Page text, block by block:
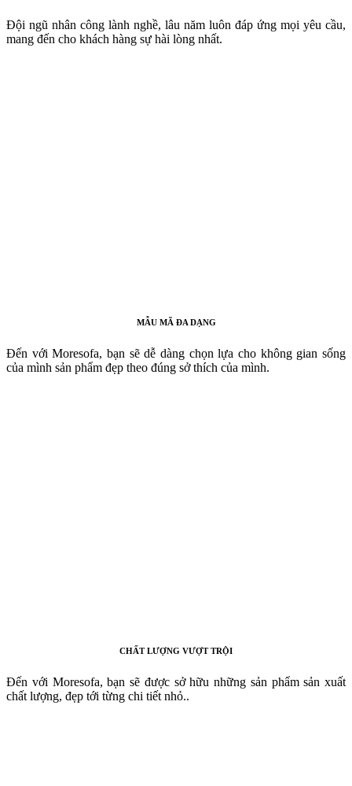
Đội ngũ nhân công lành nghề, lâu năm luôn đáp ứng mọi yêu cầu,
mang đến cho khách hàng sự hài lòng nhất.
MẪU MÃ ĐA DẠNG
Đến với Moresofa, bạn sẽ dễ dàng chọn lựa cho không gian sống
của mình sản phẩm đẹp theo đúng sở thích của mình.
CHẤT LƯỢNG VƯỢT TRỘI
Đến với Moresofa, bạn sẽ được sở hữu những sản phẩm sản xuất
chất lượng, đẹp tới từng chi tiết nhỏ..